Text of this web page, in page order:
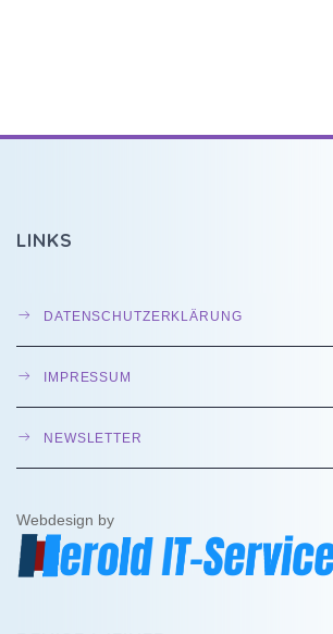
LINKS
DATENSCHUTZERKLÄRUNG
IMPRESSUM
NEWSLETTER
Webdesign by